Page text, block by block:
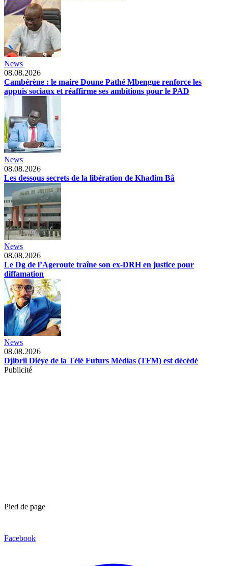
News
08.08.2026
Cambérène : le maire Doune Pathé Mbengue renforce les
appuis sociaux et réaffirme ses ambitions pour le PAD
News
08.08.2026
Les dessous secrets de la libération de Khadim Bâ
News
08.08.2026
Le Dg de l’Ageroute traîne son ex-DRH en justice pour
diffamation
News
08.08.2026
Djibril Dièye de la Télé Futurs Médias (TFM) est décédé
Publicité
Pied de page
Facebook